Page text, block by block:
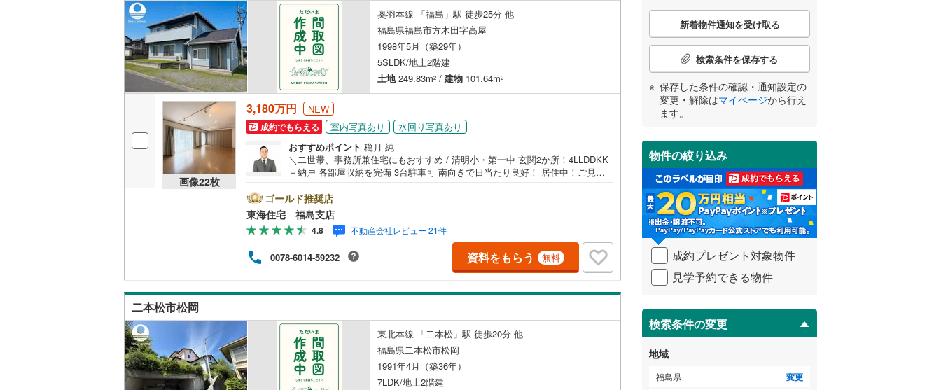
奥羽本線 「福島」駅 徒歩25分 他
福島県福島市方木田字高屋
1998年5月（築29年）
5SLDK/地上2階建
土地249.83m2 / 建物 101.64m2
画像22枚
3,180万円 NEW
成約でもらえる 室内写真あり
水回り写真あり
おすすめポイント 穐月 純
＼二世帯、事務所兼住宅にもおすすめ / 清明小・第一中 玄関2か所！4LLDDKK
＋納戸 各部屋収納を完備 3台駐車可 南向きで日当たり良好！ 居住中！ご見学
県出身スタッフが中心で、地元を熟知した暮らし目線のご提案が強み。Google
口コミでも 4.7の高評価をいただいています！実際のお客様の声も、ぜひ参考に
なさってください。＼住宅ローンのご相談は無料です！/「通るかな…？」と不
安な段階でも大丈夫です。自己資金が少ない方のご相談実績もあります。無理
な営業はいたしません。ライフプランシミュレーションも無料で、将来のこと
を一緒にゆっくり考えます！ 小さなお子様連れも大歓迎です！店内にはキッズ
スペースをご用意しております。おむつ替えやミルクのお湯なども対応可能で
す。泣いてしまっても大丈夫ですので、安心してご来店くださいね。ご相談だ
けでも大歓迎です！迷っている今だからこそ、ぜひ一度お話ししてみません
ゴールド推奨店
東海住宅 福島支店
4.8 不動産会社レビュー 21件
0078-6014-59232 資料をもらう 無料
二本松市松岡
東北本線 「二本松」駅 徒歩20分 他
福島県二本松市松岡
1991年4月（築36年）
7LDK/地上2階建
こ
検
条
件
受
け
取
る
・
条
件
を
イ
ペ
ジ
に
保
存
す
る
新着物件通知を受け取る
検索条件を保存する
保存した条件の確認・通知設定の
変更・解除はマイページから行え
ます。
物件の絞り込み
成約プレゼント対象物件
見学予約できる物件
検索条件の変更
地域
福島県 変更
該当物件0件 この条件で検索する 条件をリセットする
西白河郡中島村
西白河郡矢吹町 東白川郡棚倉町(0)
東白川郡矢祭町
東白川郡塙町 東白川郡鮫川村(0)
石川郡石川町
石川郡平田村(0)
石川郡浅川町(0 石川郡古殿町 田村郡三春町(0)
田村郡小野町( 双葉郡楢葉町
双葉郡富岡町(0) 双葉郡大熊町(0)
双葉郡双葉町(0) 双葉郡浪江町(0) 双葉郡葛尾村(0)
相馬郡新地町(
該当物件0件 この条件で検索する 条件をリセットする
該当物件0件 この条件で検索する 条件をリセットする
該当物件0件 この条件で検索する 条件をリセットする
該当物件0件 この条件で検索する 条件をリセットする
最寄りの駅が始発駅 0） 海まで2km以内 小学校まで1km以内（0）
配置、向き、建ち方、日当たり
前道6m以上（ 角地（0） 南道路（1）
平坦地 （1）
LD
リビングダイニング15畳以上
キッチン
独立型キッチン （0 対面キッチン （ 0）
浴室乾燥機あり
該当物件0件 この条件で検索する 条件をリセットする